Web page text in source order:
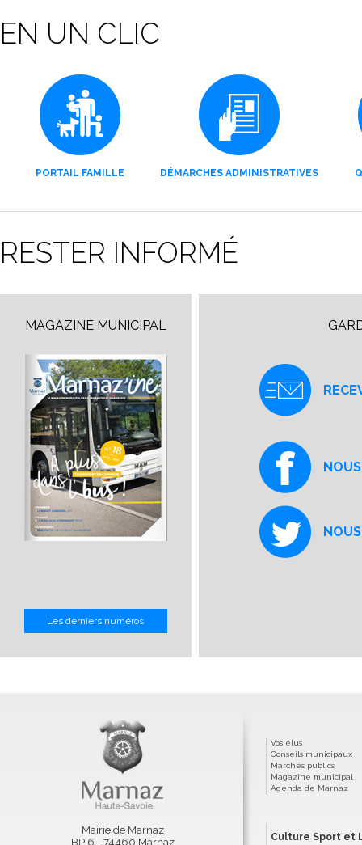
EN UN CLIC
PORTAIL FAMILLE DÉMARCHES ADMINISTRATIVES
RESTER INFORMÉ
MAGAZINE MUNICIPAL
Les derniers numéros
Mairie de Marnaz
BP 6 - 74460 Marnaz
Vos élus
Conseils municipaux
Marchés publics
Magazine municipal
Agenda de Marnaz
Culture Sport et